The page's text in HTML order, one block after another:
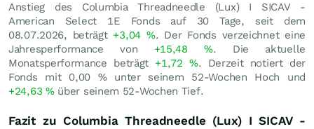
Anstieg des Columbia Threadneedle (Lux) I SICAV -
American Select 1E Fonds auf 30 Tage, seit dem
08.07.2026, beträgt +3,04 %. Der Fonds verzeichnet eine
Jahresperformance von +15,48%. Die aktuelle
Monatsperformance beträgt +1,72 %. Derzeit notiert der
Fonds mit 0,00 %unter seinem 52-Wochen Hoch und
+24,63 %über seinem 52-Wochen Tief.
Fazit zu Columbia Threadneedle (Lux) I SICAV -